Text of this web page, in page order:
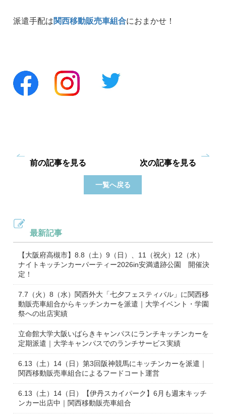
派遣手配は関西移動販売車組合におまかせ！
前の記事を見る
一覧へ戻る
次の記事を見る
最新記事
【大阪府高槻市】8.8（土）9（日）、11（祝火）12（水）
ナイトキッチンカーパーティー2026in安満遺跡公園 開催決
定！
7.7（火）8（水）関西外大「七夕フェスティバル」に関西移
動販売車組合からキッチンカーを派遣｜大学イベント・学園
祭への出店実績
立命館大学大阪いばらきキャンパスにランチキッチンカーを
定期派遣｜大学キャンパスでのランチサービス実績
6.13（土）14（日）第3回阪神競馬にキッチンカーを派遣｜
関西移動販売車組合によるフードコート運営
6.13（土）14（日）【伊丹スカイパーク】6月も週末キッチ
ンカー出店中｜関西移動販売車組合